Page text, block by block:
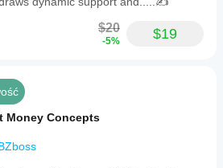
$20
-5% $19
Money Concepts